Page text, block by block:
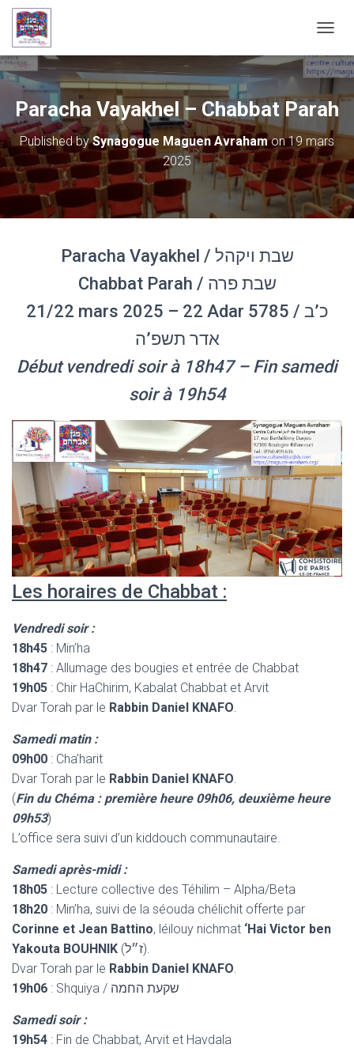
Paracha Vayakhel – Chabbat Parah
Published bySynagogue Maguen Avrahamon19 mars
2025
Paracha Vayakhel / שבת ויקהל
Chabbat Parah / שבת פרה
21/22 mars 2025 – 22 Adar 5785 / כ’ב
אדר תשפ’ה
Début vendredi soir à 18h47 – Fin samedi
soir à 19h54
Les horaires de Chabbat :
Vendredi soir :
18h45 : Min’ha
18h47 : Allumage des bougies et entrée de Chabbat
19h05 : Chir HaChirim, Kabalat Chabbat et Arvit
Dvar Torah par le Rabbin Daniel KNAFO.
Samedi matin :
09h00 : Cha’harit
Dvar Torah par le Rabbin Daniel KNAFO.
(Fin du Chéma : première heure 09h06, deuxième heure
09h53)
L’office sera suivi d’un kiddouch communautaire.
Samedi après-midi :
18h05 : Lecture collective des Téhilim – Alpha/Beta
18h20 : Min’ha, suivi de la séouda chélichit offerte par
Corinne et Jean Battino, léilouy nichmat ‘Hai Victor ben
Yakouta BOUHNIK
(ז״ל).
Dvar Torah par le Rabbin Daniel KNAFO.
19h06
: Shquiya / שקעת החמה
Samedi soir :
19h54 : Fin de Chabbat, Arvit et Havdala